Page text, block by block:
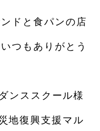
ドと食パンの店
つもありがとう
ンススクール様
地復興支援マル